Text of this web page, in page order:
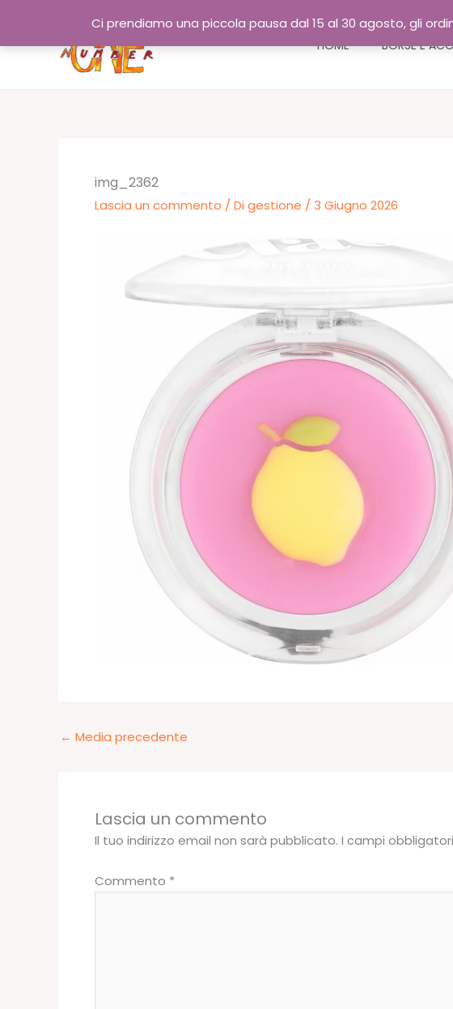
Ci prendiamo una piccola pausa dal 15 al 30 agosto, gli
contenuto
HOME BORSE E
img_2362
Lascia un commento / Di gestione / 3 Giugno 2026
← Media precedente
Lascia un commento
Il tuo indirizzo email non sarà pubblicato. I campi
Commento *